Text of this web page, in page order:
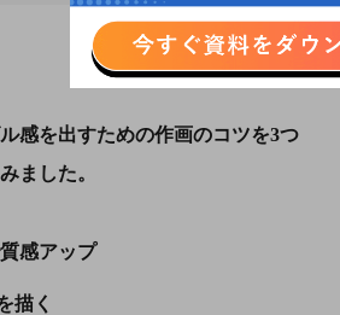
感を出すための作画のコツを3つ
ました。
感アップ
描く